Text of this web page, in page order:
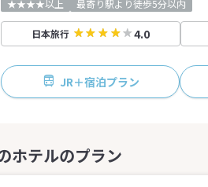
★★★★以上
最寄り駅より徒歩5分以内
日本旅行 4.0
JR＋宿泊プラン